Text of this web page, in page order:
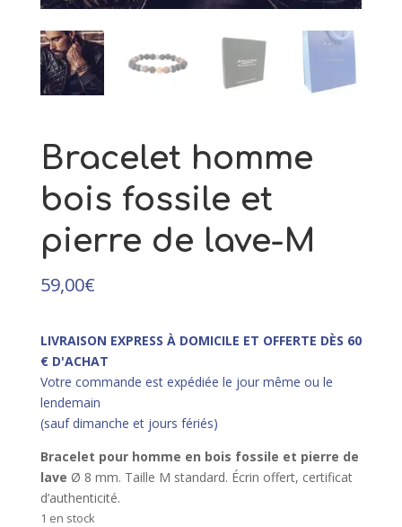
Bracelet homme
bois fossile et
pierre de lave-M
59,00€
LIVRAISON EXPRESS À DOMICILE ET OFFERTE DÈS 60
€ D'ACHAT
Votre commande est expédiée le jour même ou le
lendemain
(sauf dimanche et jours fériés)
Bracelet pour homme en bois fossile et pierre de
lave Ø 8 mm. Taille M standard. Écrin offert, certificat
d’authenticité.
1 en stock